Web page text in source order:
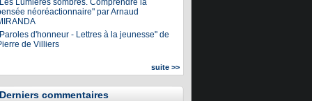
Lumières sombres. Comprendre la
néoréactionnaire" par Arnaud
d'honneur - Lettres à la jeunesse" de
de Villiers
suite >>
Derniers commentaires